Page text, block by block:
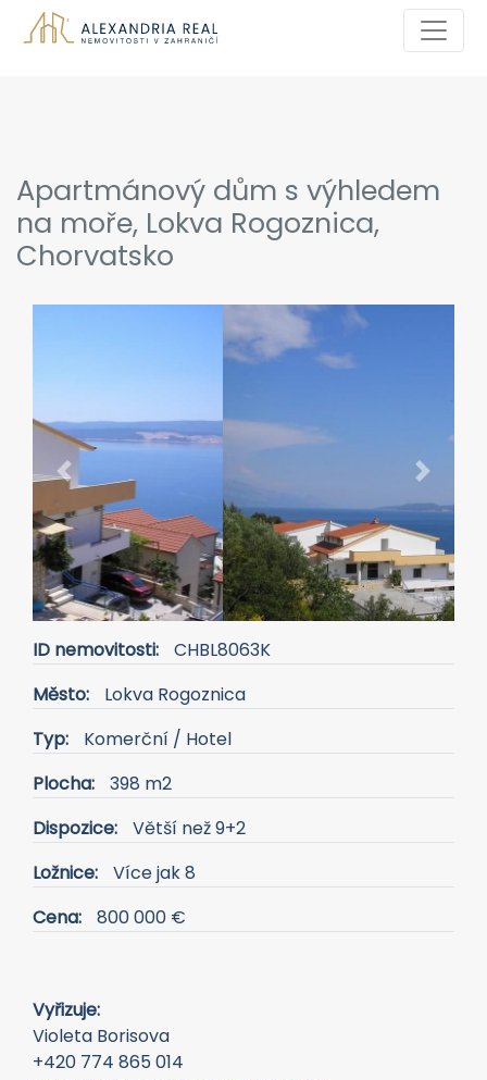
Apartmánový dům s výhledem
na moře, Lokva Rogoznica,
Chorvatsko
Previous Next
ID nemovitosti:
CHBL8063K
Město:
Lokva Rogoznica
Typ:
Komerční / Hotel
Plocha:
398 m2
Dispozice:
Větší než 9+2
Ložnice:
Více jak 8
Cena:
800 000 €
Vyřizuje:
Violeta Borisova
+420 774 865 014